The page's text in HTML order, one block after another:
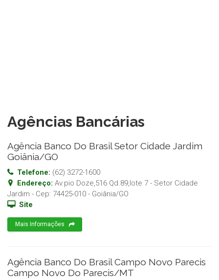
Agências Bancárias
Agência Banco Do Brasil Setor Cidade Jardim
Goiânia/GO
Telefone: (62) 3272-1600
Endereço: Av.pio Doze,516 Qd.89,lote 7 - Setor Cidade
Jardim - Cep: 74425-010 - Goiânia/GO
Site
Mais Informações
Agência Banco Do Brasil Campo Novo Parecis
Campo Novo Do Parecis/MT